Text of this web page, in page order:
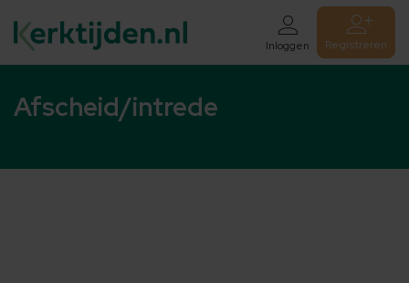
Inloggen Registreren
Afscheid/intrede